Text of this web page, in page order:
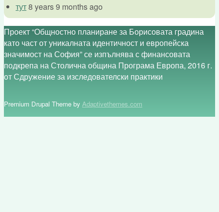
тут8 years 9 months ago
Проект “Общностно планиране за Борисовата градина
като част от уникалната идентичност и европейска
значимост на София” се изпълнява с финансовата
подкрепа на Столична община Програма Европа, 2016 г.
от Сдружение за изследователски практики
Premium Drupal Theme by Adaptivethemes.com